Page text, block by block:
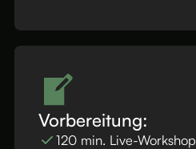
Vorbereitung:
120 min. Live-